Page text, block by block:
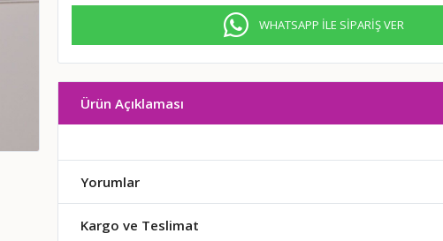
WHATSAPP İLE SİPARİŞ VER
Ürün Açıklaması
Yorumlar
Kargo ve Teslimat